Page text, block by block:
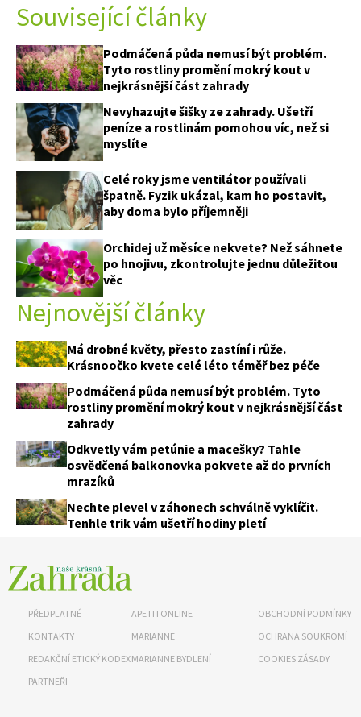
Související články
Podmáčená půda nemusí být problém.
Tyto rostliny promění mokrý kout v
nejkrásnější část zahrady
Nevyhazujte šišky ze zahrady. Ušetří
peníze a rostlinám pomohou víc, než si
myslíte
Celé roky jsme ventilátor používali
špatně. Fyzik ukázal, kam ho postavit,
aby doma bylo příjemněji
Orchidej už měsíce nekvete? Než sáhnete
po hnojivu, zkontrolujte jednu důležitou
věc
Nejnovější články
Má drobné květy, přesto zastíní i růže.
Krásnoočko kvete celé léto téměř bez péče
Podmáčená půda nemusí být problém. Tyto
rostliny promění mokrý kout v nejkrásnější část
zahrady
Odkvetly vám petúnie a macešky? Tahle
osvědčená balkonovka pokvete až do prvních
mrazíků
Nechte plevel v záhonech schválně vyklíčit.
Tenhle trik vám ušetří hodiny pletí
PŘEDPLATNÉ
KONTAKTY
REDAKČNÍ ETICKÝ KODEX
PARTNEŘI
APETITONLINE
MARIANNE
MARIANNE BYDLENÍ
OBCHODNÍ PODMÍNKY
OCHRANA SOUKROMÍ
COOKIES ZÁSADY